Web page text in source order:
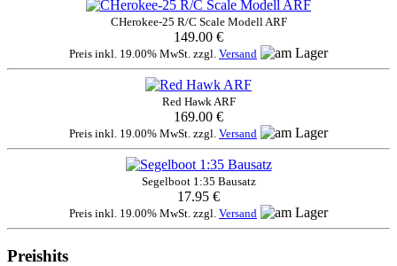
CHerokee-25 R/C Scale Modell ARF
149.00 €
Preis inkl. 19.00% MwSt. zzgl. Versand
Red Hawk ARF
169.00 €
Preis inkl. 19.00% MwSt. zzgl. Versand
Segelboot 1:35 Bausatz
17.95 €
Preis inkl. 19.00% MwSt. zzgl. Versand
Preishits